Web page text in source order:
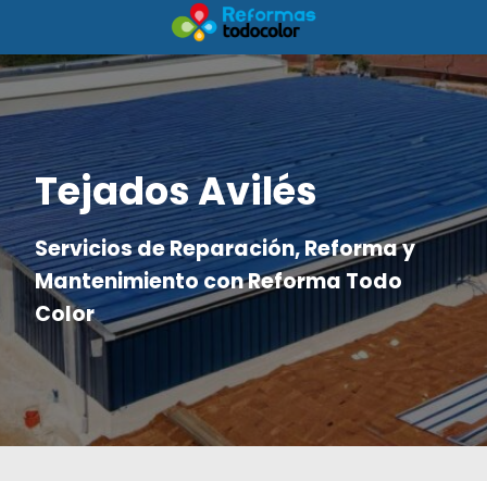
Tejados Avilés
Servicios de Reparación, Reforma y
Mantenimiento con Reforma Todo
Color